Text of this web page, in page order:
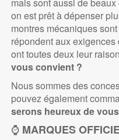
on est prêt à dépenser
montres mécaniques
répondent aux
ont toutes deux leur
vous convient ?
Nous sommes des
pouvez également
serons heureux de
⌚ MARQUES